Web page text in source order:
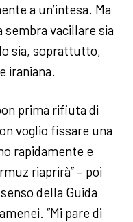
a un’intesa. Ma
vacillare sia
sia, soprattutto,
iraniana.
prima rifiuta di
voglio fissare una
rapidamente e
riaprirà” – poi
della Guida
“Mi pare di